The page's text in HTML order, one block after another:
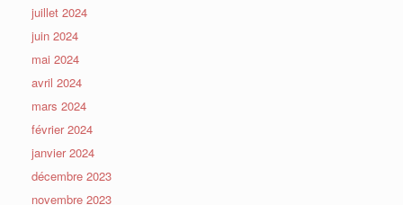
juillet 2024
juin 2024
mai 2024
avril 2024
mars 2024
février 2024
janvier 2024
décembre 2023
novembre 2023